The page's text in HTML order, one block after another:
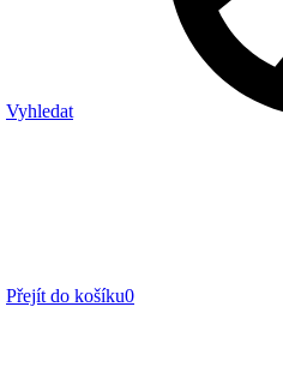
Vyhledat
Přejít do košíku0